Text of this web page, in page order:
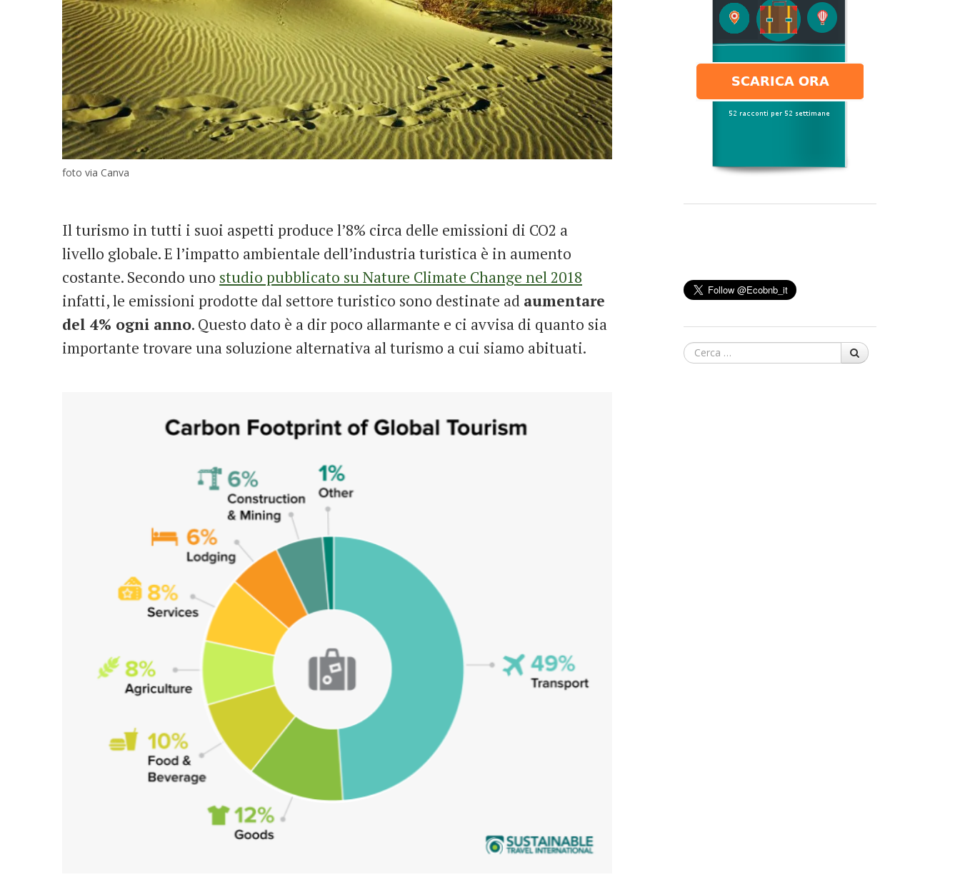
foto via Canva
Il turismo in tutti i suoi aspetti produce l’8% circa delle emissioni di CO2 a
livello globale. E l’impatto ambientale dell’industria turistica è in aumento
costante. Secondo uno studio pubblicato su Nature Climate Change nel 2018
infatti, le emissioni prodotte dal settore turistico sono destinate ad aumentare
del 4% ogni anno. Questo dato è a dir poco allarmante e ci avvisa di quanto sia
importante trovare una soluzione alternativa al turismo a cui siamo abituati.
Cerca